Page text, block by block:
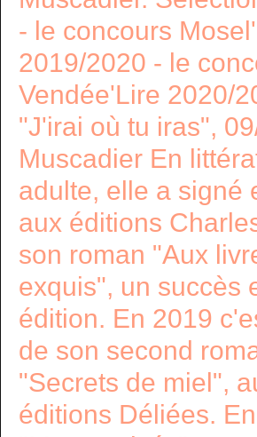
- le concours
2019/2020 - le
Vendée'Lire 2020/
"J'irai où tu iras",
Muscadier En
adulte, elle a signé
aux éditions
son roman "Aux
exquis", un succès
édition. En 2019
de son second
"Secrets de miel",
éditions Déliées.